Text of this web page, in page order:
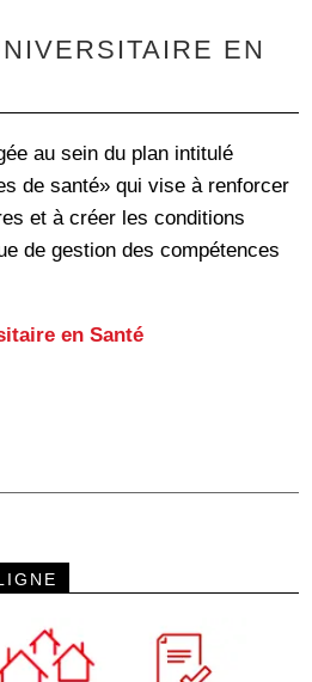
EN
au sein du plan intitulé
de santé» qui vise à renforcer
et à créer les conditions
de gestion des compétences
en Santé